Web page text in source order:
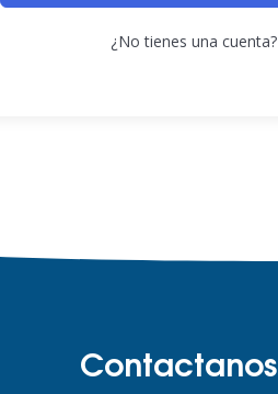
¿No tienes una cuenta?
Contactanos